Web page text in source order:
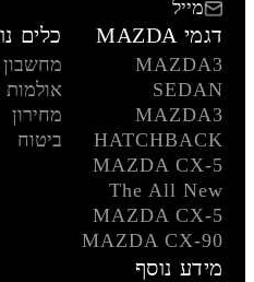
מייל
דגמי MAZDA
MAZDA3
SEDAN
MAZDA3
HATCHBACK
MAZDA CX-5
The All New
MAZDA CX-5
MAZDA CX-90
כלים
מחשבון
אולמות
מחירון
ביטוח
מידע נוסף